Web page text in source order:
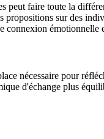
peut faire toute la
sur des
connexion
nécessaire pour
d'échange plus